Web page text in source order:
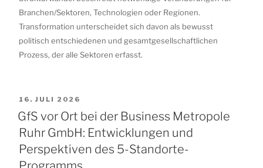
Branchen/Sektoren, Technologien oder Regionen.
Transformation unterscheidet sich davon als bewusst
politisch entschiedenen und gesamtgesellschaftlichen
Prozess, der alle Sektoren erfasst.
VERÖFFENTLICHT
AM
16. JULI 2026
GfS vor Ort bei der Business Metropole
Ruhr GmbH: Entwicklungen und
Perspektiven des 5-Standorte-